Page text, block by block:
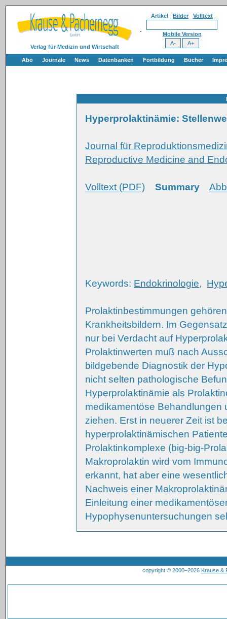
Verlag für Medizin und Wirtschaft
Artikel Bilder Volltext
Mobile Version
Abo Journale News Datenbanken Fortbildung Bücher
Hyperprolaktinämie:
Journal für
Reproductive Medicine and
Volltext (PDF) Summary
Keywords: Endokrinologie,
Prolaktinbestimmungen
Krankheitsbildern. Im
nur bei Verdacht auf
Prolaktinwerten muß nach
bildgebende Diagnostik der
nicht selten pathologische
Hyperprolaktinämie als
medikamentöse Behandlungen
ziehen. Erst in neuerer Zeit ist
hyperprolaktinämischen
Prolaktinkomplexe (big-big-
Makroprolaktin wird vom
erkannt, hat aber eine
Nachweis einer
Einleitung einer
Hypophysenuntersuchungen
copyright © 2000–2026 Krause &